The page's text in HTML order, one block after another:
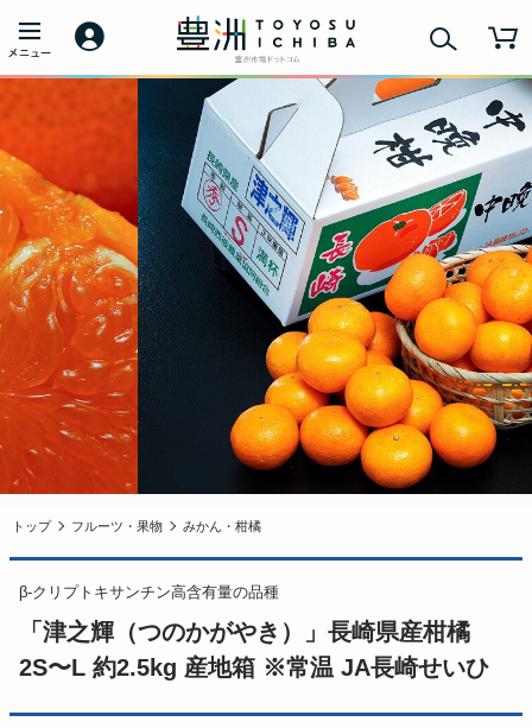
トップ フルーツ・果物 みかん・柑橘
β-クリプトキサンチン高含有量の品種
「津之輝（つのかがやき）」長崎県産柑橘
2S〜L 約2.5kg 産地箱 ※常温 JA長崎せいひ